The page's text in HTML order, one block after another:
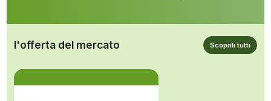
l'offerta del mercato Scoprili tutti